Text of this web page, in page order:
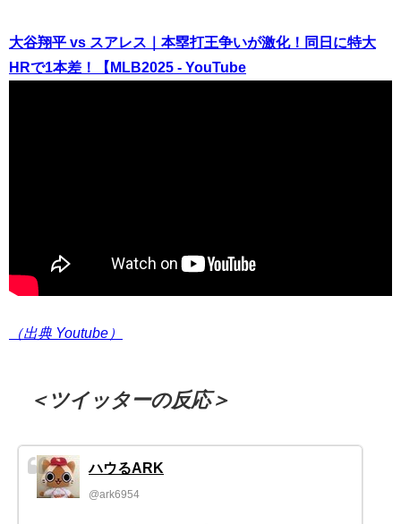
大谷翔平 vs スアレス｜本塁打王争いが激化！同日に特大
HRで1本差！【MLB2025 - YouTube
（出典 Youtube）
＜ツイッターの反応＞
ハウるARK
@ark6954